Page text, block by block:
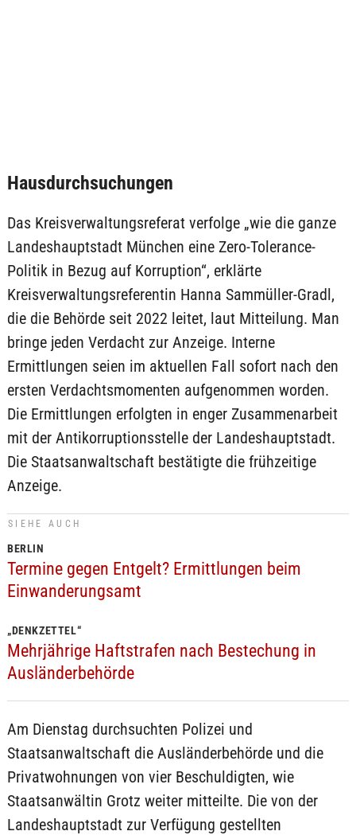
Hausdurchsuchungen
Das Kreisverwaltungsreferat verfolge „wie die ganze
Landeshauptstadt München eine Zero-Tolerance-
Politik in Bezug auf Korruption“, erklärte
Kreisverwaltungsreferentin Hanna Sammüller-Gradl,
die die Behörde seit 2022 leitet, laut Mitteilung. Man
bringe jeden Verdacht zur Anzeige. Interne
Ermittlungen seien im aktuellen Fall sofort nach den
ersten Verdachtsmomenten aufgenommen worden.
Die Ermittlungen erfolgten in enger Zusammenarbeit
mit der Antikorruptionsstelle der Landeshauptstadt.
Die Staatsanwaltschaft bestätigte die frühzeitige
Anzeige.
SIEHE AUCH
BERLIN
Termine gegen Entgelt? Ermittlungen beim
Einwanderungsamt
„DENKZETTEL“
Mehrjährige Haftstrafen nach Bestechung in
Ausländerbehörde
Am Dienstag durchsuchten Polizei und
Staatsanwaltschaft die Ausländerbehörde und die
Privatwohnungen von vier Beschuldigten, wie
Staatsanwältin Grotz weiter mitteilte. Die von der
Landeshauptstadt zur Verfügung gestellten